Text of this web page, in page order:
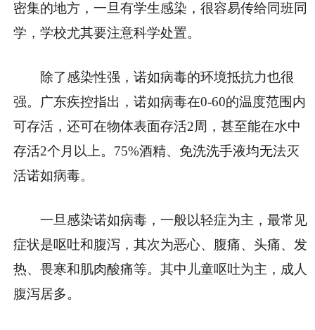
密集的地方，一旦有学生感染，很容易传给同班同
学，学校尤其要注意科学处置。
除了感染性强，诺如病毒的环境抵抗力也很
强。广东疾控指出，诺如病毒在0‐60的温度范围内
可存活，还可在物体表面存活2周，甚至能在水中
存活2个月以上。75%酒精、免洗洗手液均无法灭
活诺如病毒。
一旦感染诺如病毒，一般以轻症为主，最常见
症状是呕吐和腹泻，其次为恶心、腹痛、头痛、发
热、畏寒和肌肉酸痛等。其中儿童呕吐为主，成人
腹泻居多。